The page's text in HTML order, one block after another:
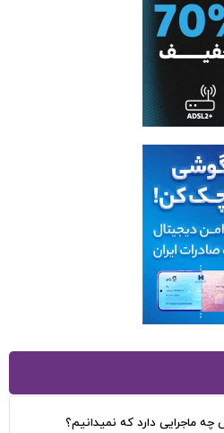
دارد که نمیدانیم؟